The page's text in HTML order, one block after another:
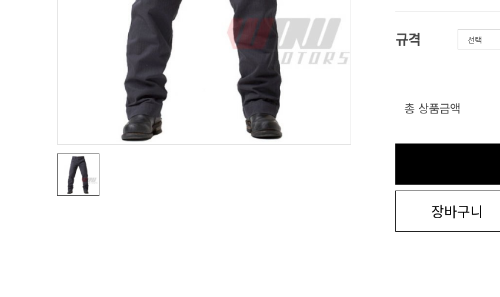
규격
총 상품금액
장바구니